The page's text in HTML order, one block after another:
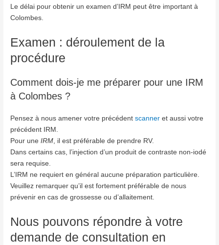
Le délai pour obtenir un examen d’IRM peut être important à
Colombes.
Examen : déroulement de la
procédure
Comment dois-je me préparer pour une IRM
à Colombes ?
Pensez à nous amener votre précédentscanner et aussi votre
précédent IRM.
Pour uneIRM , il est préférable de prendre RV.
Dans certains cas, l’injection d’un produit de contraste non-iodé
sera requise.
L’IRM ne requiert en général aucune préparation particulière.
Veuillez remarquer qu’il est fortement préférable de nous
prévenir en cas de grossesse ou d’allaitement.
Nous pouvons répondre à votre
demande de consultation en